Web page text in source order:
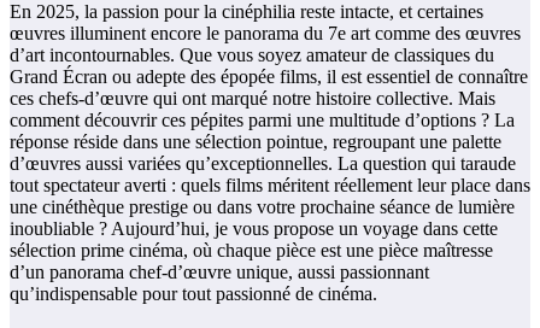
En 2025, la passion pour la cinéphilia reste intacte, et certaines
œuvres illuminent encore le panorama du 7e art comme des œuvres
d’art incontournables. Que vous soyez amateur de classiques du
Grand Écran ou adepte des épopée films, il est essentiel de connaître
ces chefs-d’œuvre qui ont marqué notre histoire collective. Mais
comment découvrir ces pépites parmi une multitude d’options ? La
réponse réside dans une sélection pointue, regroupant une palette
d’œuvres aussi variées qu’exceptionnelles. La question qui taraude
tout spectateur averti : quels films méritent réellement leur place dans
une cinéthèque prestige ou dans votre prochaine séance de lumière
inoubliable ? Aujourd’hui, je vous propose un voyage dans cette
sélection prime cinéma, où chaque pièce est une pièce maîtresse
d’un panorama chef-d’œuvre unique, aussi passionnant
qu’indispensable pour tout passionné de cinéma.